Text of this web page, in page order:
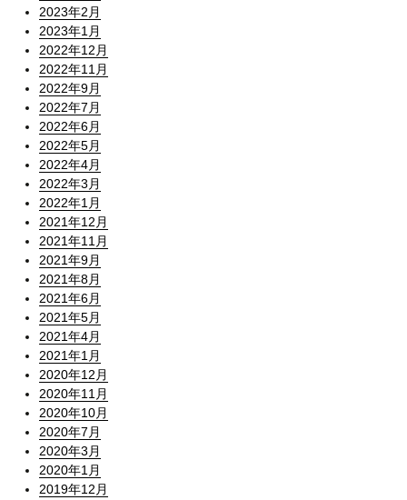
2023年2月
2023年1月
2022年12月
2022年11月
2022年9月
2022年7月
2022年6月
2022年5月
2022年4月
2022年3月
2022年1月
2021年12月
2021年11月
2021年9月
2021年8月
2021年6月
2021年5月
2021年4月
2021年1月
2020年12月
2020年11月
2020年10月
2020年7月
2020年3月
2020年1月
2019年12月